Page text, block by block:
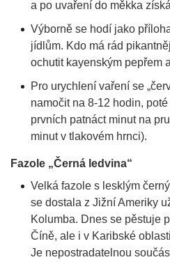
a po uvaření do měkka
Výborně se hodí jako
jídlům. Kdo má rád
ochutit kayenským pepřem
Pro urychlení vaření se
namočit na 8-12 hodin,
prvních patnáct minut na
minut v tlakovém hrnci).
Fazole „Černá ledvina“
Velká fazole s lesklým
se dostala z Jižní Ameriky
Kolumba. Dnes se pěstuje
Číně, ale i v Karibské
Je nepostradatelnou